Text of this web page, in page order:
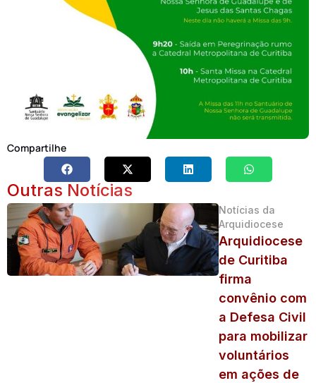
Compartilhe
Outras Notícias
Notícias da
Arquidiocese
Arquidiocese
de Curitiba
firma
convênio com
a Defesa Civil
para mobilizar
voluntários
em ações de